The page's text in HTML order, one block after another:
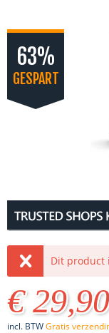
63%
GESPART
Dit product
€
incl. BTWGratis